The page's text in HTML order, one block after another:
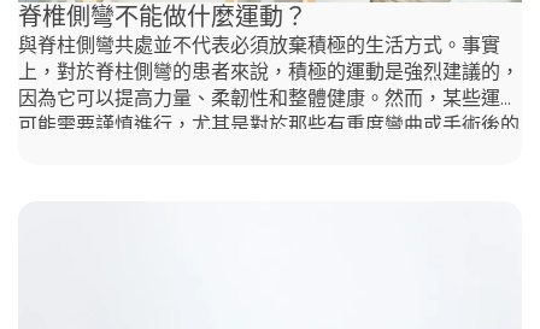
脊椎側彎不能做什麼運動？
與脊柱側彎共處並不代表必須放棄積極的生活方式。事實
上，對於脊柱側彎的患者來說，積極的運動是強烈建議的，
因為它可以提高力量、柔韌性和整體健康。然而，某些運動
可能需要謹慎進行，尤其是對於那些有重度彎曲或手術後的